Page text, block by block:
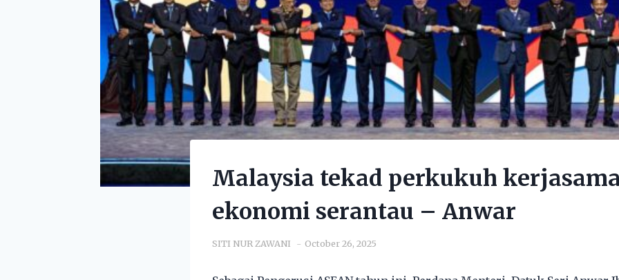
Malaysia tekad perkukuh
ekonomi serantau – Anwar
SITI NUR ZAWANI October 26, 2025